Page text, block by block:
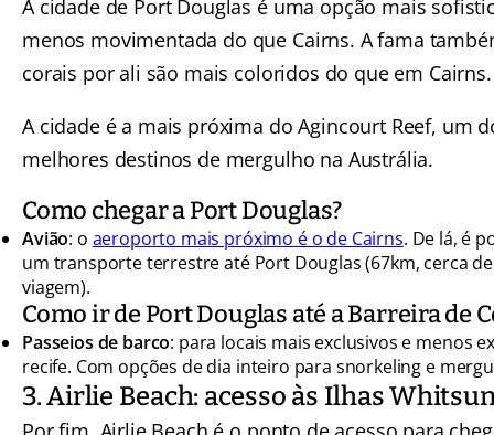
A cidade de Port Douglas é uma opção mais
menos movimentada do que Cairns. A fama
corais por ali são mais coloridos do que em Cairns.
A cidade é a mais próxima do Agincourt Reef, um
melhores destinos de mergulho na Austrália.
Como chegar a Port Douglas?
Avião: o aeroporto mais próximo é o de Cairns. De lá, é
um transporte terrestre até Port Douglas (67km, cerca
viagem).
Como ir de Port Douglas até a Barreira de
Passeios de barco: para locais mais exclusivos e menos
recife. Com opções de dia inteiro para snorkeling e
3. Airlie Beach: acesso às Ilhas